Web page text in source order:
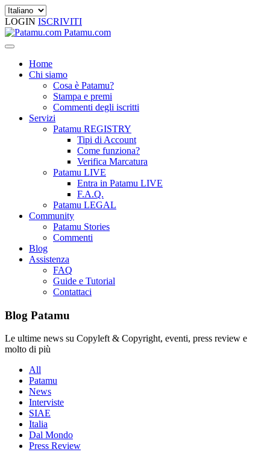
LOGIN ISCRIVITI
Patamu.com
Home
Chi siamo
Cosa è Patamu?
Stampa e premi
Commenti degli iscritti
Servizi
Patamu REGISTRY
Tipi di Account
Come funziona?
Verifica Marcatura
Patamu LIVE
Entra in Patamu LIVE
F.A.Q.
Patamu LEGAL
Community
Patamu Stories
Commenti
Blog
Assistenza
FAQ
Guide e Tutorial
Contattaci
Blog Patamu
Le ultime news su Copyleft & Copyright, eventi, press review e
molto di più
All
Patamu
News
Interviste
SIAE
Italia
Dal Mondo
Press Review